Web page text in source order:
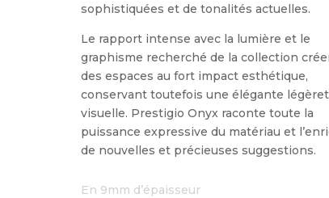
sophistiquées et de tonalités actuelles.
Le rapport intense avec la lumière et le
graphisme recherché de la collection
des espaces au fort impact esthétique,
conservant toutefois une élégante
visuelle. Prestigio Onyx raconte toute la
puissance expressive du matériau et
de nouvelles et précieuses suggestions.
En 9mm d’épaisseur